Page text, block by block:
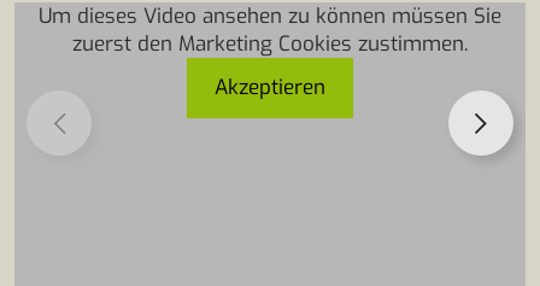
Um dieses Video ansehen zu können müssen Sie
zuerst den Marketing Cookies zustimmen.
Akzeptieren